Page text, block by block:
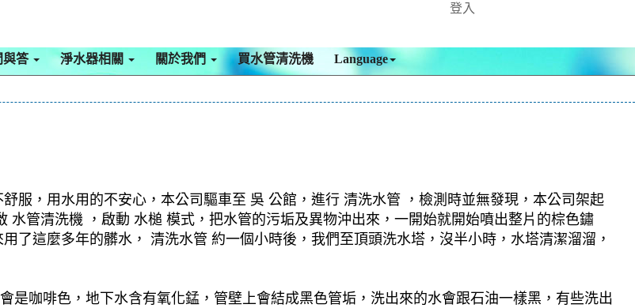
登入
與答 淨水器相關 關於我們 買水管清洗機 Language
服，用水用的不安心，本公司驅車至 吳 公館，進行 清洗水管 ，檢測時並無發現，本公司架起
水管清洗機 ，啟動 水槌 模式，把水管的污垢及異物沖出來，一開始就開始噴出整片的棕色鏽
了這麼多年的髒水， 清洗水管 約一個小時後，我們至頂頭洗水塔，沒半小時，水塔清潔溜溜，
是咖啡色，地下水含有氧化錳，管壁上會結成黑色管垢，洗出來的水會跟石油一樣黑，有些洗出